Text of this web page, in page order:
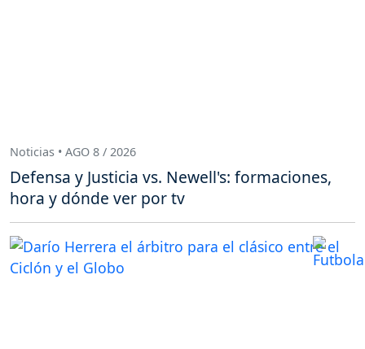
Noticias • AGO 8 / 2026
Defensa y Justicia vs. Newell's: formaciones,
hora y dónde ver por tv